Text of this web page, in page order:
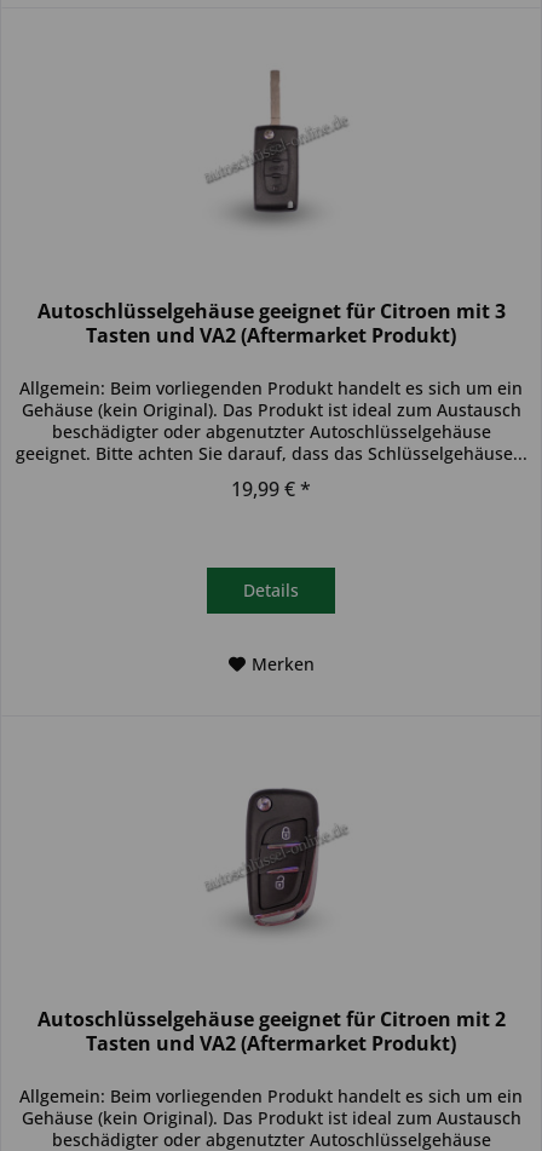
Autoschlüsselgehäuse geeignet für Citroen mit 3
Tasten und VA2 (Aftermarket Produkt)
Allgemein: Beim vorliegenden Produkt handelt es sich um ein
Gehäuse (kein Original). Das Produkt ist ideal zum Austausch
beschädigter oder abgenutzter Autoschlüsselgehäuse
geeignet. Bitte achten Sie darauf, dass das Schlüsselgehäuse...
19,99 € *
Details
Merken
Autoschlüsselgehäuse geeignet für Citroen mit 2
Tasten und VA2 (Aftermarket Produkt)
Allgemein: Beim vorliegenden Produkt handelt es sich um ein
Gehäuse (kein Original). Das Produkt ist ideal zum Austausch
beschädigter oder abgenutzter Autoschlüsselgehäuse